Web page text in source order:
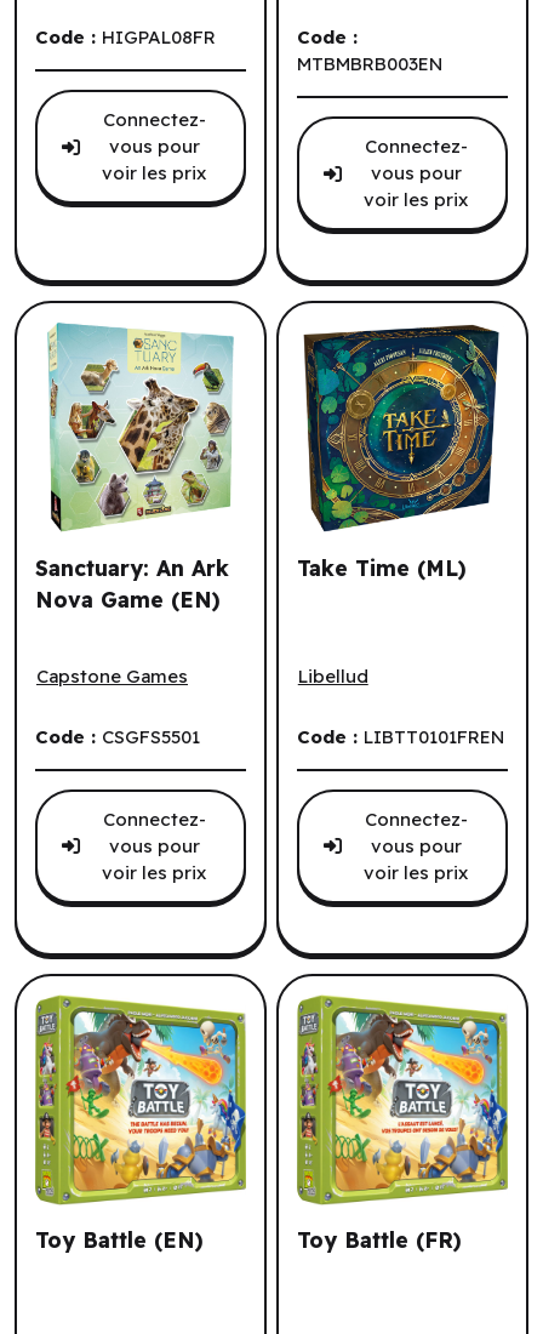
Code : HIGPAL08FR
Connectez-
vous pour
voir les prix
Code :
MTBMBRB003EN
Connectez-
vous pour
voir les prix
Sanctuary: An Ark
Nova Game (EN)
Capstone Games
Code : CSGFS5501
Connectez-
vous pour
voir les prix
Take Time (ML)
Libellud
Code : LIBTT0101FREN
Connectez-
vous pour
voir les prix
Toy Battle (EN) Toy Battle (FR)